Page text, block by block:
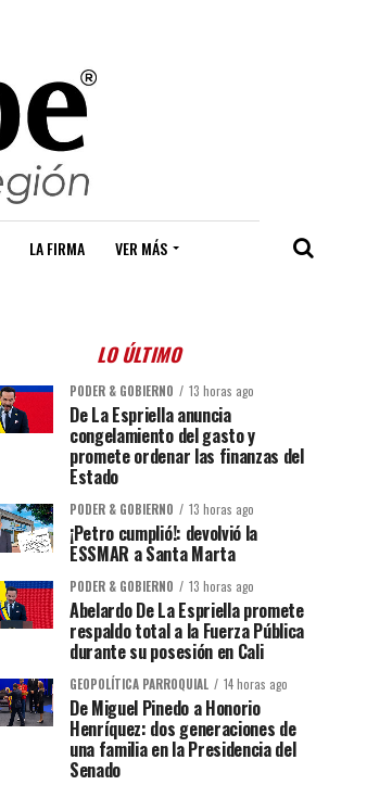
LA FIRMA VER MÁS
LO ÚLTIMO
PODER & GOBIERNO 13 horas ago
De La Espriella anuncia
congelamiento del gasto y
promete ordenar las finanzas del
Estado
PODER & GOBIERNO 13 horas ago
¡Petro cumplió!: devolvió la
ESSMAR a Santa Marta
PODER & GOBIERNO 13 horas ago
Abelardo De La Espriella promete
respaldo total a la Fuerza Pública
durante su posesión en Cali
GEOPOLÍTICA PARROQUIAL 14 horas ago
De Miguel Pinedo a Honorio
Henríquez: dos generaciones de
una familia en la Presidencia del
Senado